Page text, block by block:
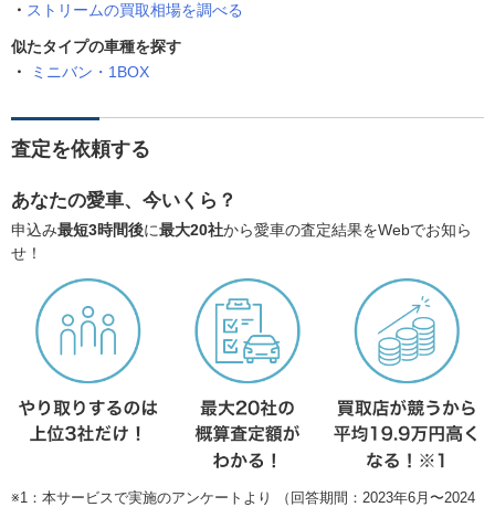
ストリームの買取相場を調べる
似たタイプの車種を探す
ミニバン・1BOX
査定を依頼する
あなたの愛車、今いくら？
申込み最短3時間後に最大20社から愛車の査定結果をWebでお知ら
せ！
※1：本サービスで実施のアンケートより （回答期間：2023年6月〜2024